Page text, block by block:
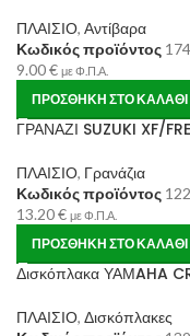
ΠΛΑΙΣΙΟ, Αντίβαρα
Κωδικός προϊόντος
9.00€ με Φ.Π.Α.
ΠΡΟΣΘΉΚΗ ΣΤΟ ΚΑΛΆΘΙ
ΓΡΑΝΑΖΙ SUZUKI XF/
ΠΛΑΙΣΙΟ, Γρανάζια
Κωδικός προϊόντος
13.20€ με Φ.Π.Α.
ΠΡΟΣΘΉΚΗ ΣΤΟ ΚΑΛΆΘΙ
Δισκόπλακα ΥΑΜAHA
ΠΛΑΙΣΙΟ, Δισκόπλακες